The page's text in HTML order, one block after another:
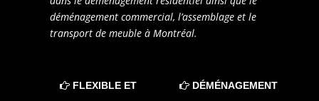
déménagement commercial, l’assemblage et le
transport de meuble à Montréal.
FLEXIBLE ET DÉMÉNAGEMENT